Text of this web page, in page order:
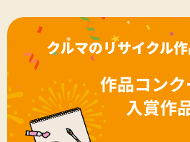
クルマのリサイクル
作品コン
入賞作